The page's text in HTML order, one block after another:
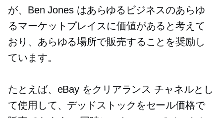
が、Ben Jones はあらゆるビジネスのあらゆ
るマーケットプレイスに価値があると考えて
おり、あらゆる場所で販売することを奨励し
ています。
たとえば、eBay をクリアランス チャネルとし
て使用して、デッドストックをセール価格で